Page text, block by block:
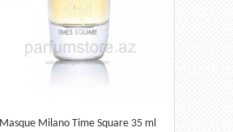
Masque Milano Time Square 35 ml